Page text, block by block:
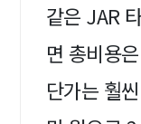
같은 JAR
면 총비용
단가는 훨